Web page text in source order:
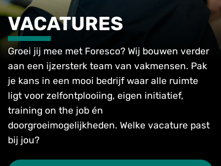
VACATURES
Groei jij mee met Foresco? Wij bouwen verder
aan een ijzersterk team van vakmensen. Pak
je kans in een mooi bedrijf waar alle ruimte
ligt voor zelfontplooiing, eigen initiatief,
training on the job én
doorgroeimogelijkheden. Welke vacature past
bij jou?